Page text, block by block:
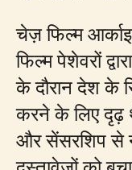
चेज़ फिल्म
फिल्म पेशेवरों
के दौरान देश के
करने के लिए दृढ़
और सेंसरशिप से